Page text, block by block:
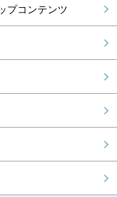
プコンテンツ